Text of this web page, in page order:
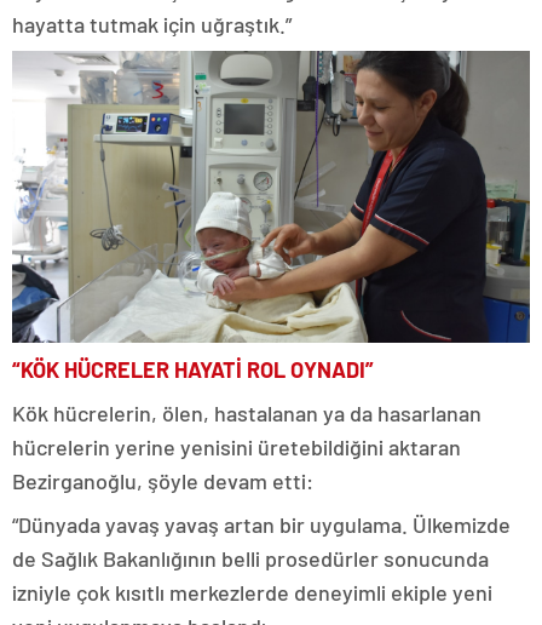
hayatta tutmak için uğraştık.”
“KÖK HÜCRELER HAYATİ ROL OYNADI”
Kök hücrelerin, ölen, hastalanan ya da hasarlanan
hücrelerin yerine yenisini üretebildiğini aktaran
Bezirganoğlu, şöyle devam etti:
“Dünyada yavaş yavaş artan bir uygulama. Ülkemizde
de Sağlık Bakanlığının belli prosedürler sonucunda
izniyle çok kısıtlı merkezlerde deneyimli ekiple yeni